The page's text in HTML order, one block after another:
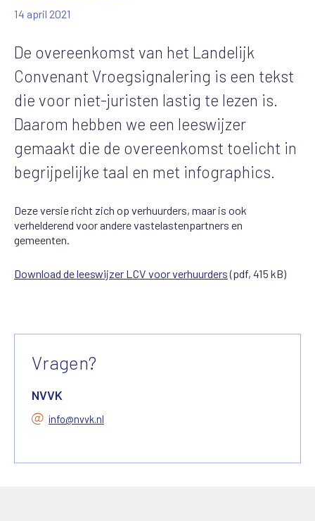
14 april 2021
De overeenkomst van het Landelijk
Convenant Vroegsignalering is een tekst
die voor niet-juristen lastig te lezen is.
Daarom hebben we een leeswijzer
gemaakt die de overeenkomst toelicht in
begrijpelijke taal en met infographics.
Deze versie richt zich op verhuurders, maar is ook
verhelderend voor andere vastelastenpartners en
gemeenten.
Download de leeswijzer LCV voor verhuurders(pdf, 415 kB)
Vragen?
NVVK
info@nvvk.nl